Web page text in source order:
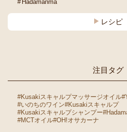
Hadamanma
レシピ
注目タグ
#Kusakiスキャルプマッサージオイル
#いのちのワイン#Kusakiスキャルプ
#Kusakiスキャルプシャンプー
#MCTオイル#OH!オサカーナ